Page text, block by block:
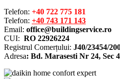
Telefon: +40 722 775 181
Telefon: +40 743 171 143
Email: office@buildingservice.ro
CUI: RO 22926224
Registrul Comerțului: J40/23454/
Adresa: Bd. Marasesti Nr 24, Sec